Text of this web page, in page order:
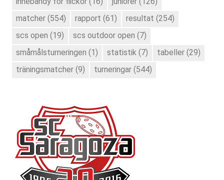
matcher (554) rapport (61) resultat (254)
scs open (19) scs outdoor open (7)
småmålsturneringen (1) statistik (7) tabeller (29)
träningsmatcher (9) turneringar (544)